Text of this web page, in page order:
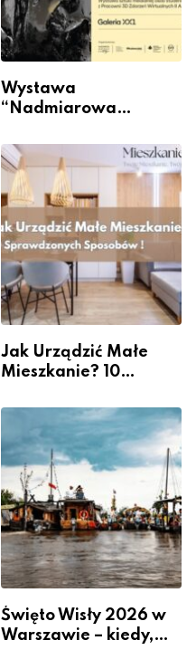
Wystawa
“Nadmiarowa
Galerii XX1
Jak Urządzić Małe
Mieszkanie? 10
Przestrzeni Bez
Kosztownego Remontu
Święto Wisły 2026 w
Warszawie – kiedy,